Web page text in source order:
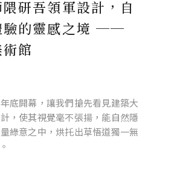
研吾領軍設計，自
驗的靈感之境 ──
館
底開幕，讓我們搶先看見建築大
，使其視覺毫不張揚，能自然隱
綠意之中，烘托出草悟道獨一無